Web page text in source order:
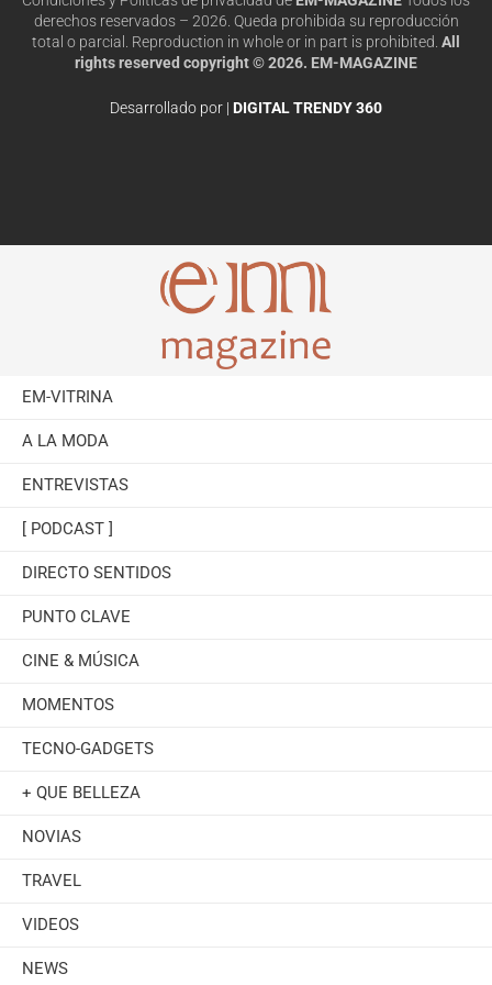
derechos reservados – 2026. Queda prohibida su reproducción
total o parcial. Reproduction in whole or in part is prohibited. All
rights reserved copyright © 2026. EM-MAGAZINE
Desarrollado por | DIGITAL TRENDY 360
EM-VITRINA
A LA MODA
ENTREVISTAS
[ PODCAST ]
DIRECTO SENTIDOS
PUNTO CLAVE
CINE & MÚSICA
MOMENTOS
TECNO-GADGETS
+ QUE BELLEZA
NOVIAS
TRAVEL
VIDEOS
NEWS